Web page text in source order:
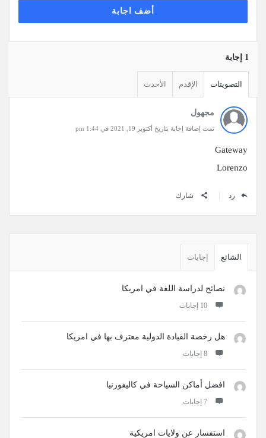
أضف اجابة
‫1 إجابة
التصويتات الإقدم الأحدث
مجهول
تمت إضافة إجابة بتاريخ أكتوبر 19, 2021 في 1:44 pm
Gateway
Lorenzo
رد شارك
الجانبيةالشائع إجابات
نصائح لدراسة اللغة في امريكا
‫10 إجابات
هل رخصة القيادة الدولية معترف بها في امريكا
‫8 إجابات
افضل أماكن السياحة في كاليفورنيا
‫7 إجابات
استفسار عن ولايات امريكية